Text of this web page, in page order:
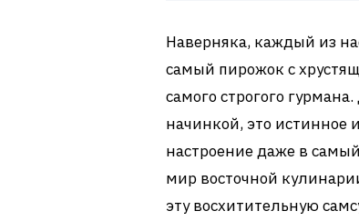
Наверняка, каждый из
самый пирожок с
самого строгого
начинкой, это истинное
настроение даже в
мир восточной
эту восхитительную